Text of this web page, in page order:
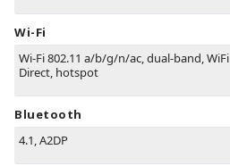
Wi-Fi
Wi-Fi 802.11 a/b/g/n/ac, dual-band, WiFi
Direct, hotspot
Bluetooth
4.1, A2DP